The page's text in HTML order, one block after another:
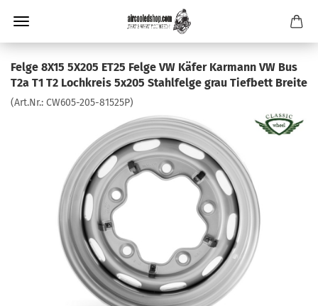
Felge 8X15 5X205 ET25 Felge VW Käfer Karmann VW Bus
T2a T1 T2 Lochkreis 5x205 Stahlfelge grau Tiefbett Breite
(Art.Nr.: CW605-205-81525P)